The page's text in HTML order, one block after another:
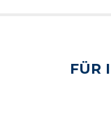
FÜR